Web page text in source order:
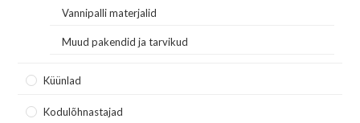
Vannipalli materjalid
Muud pakendid ja tarvikud
Küünlad
Kodulõhnastajad